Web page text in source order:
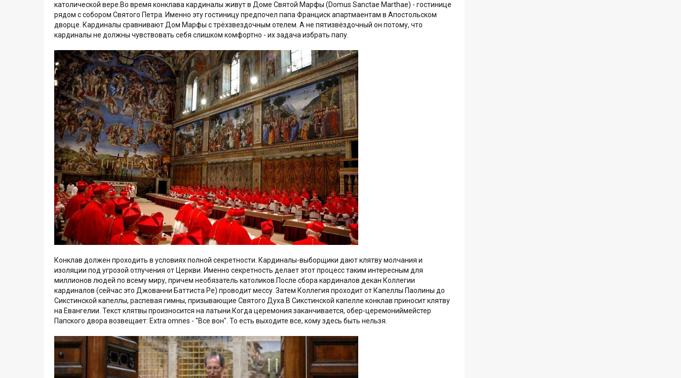
католической вере.Во время конклава кардиналы живут в Доме Святой Марфы (Domus Sanctae Marthae) - гостинице
рядом с собором Святого Петра. Именно эту гостиницу предпочел папа Франциск апартмаентам в Апостольском
дворце. Кардиналы сравнивают Дом Марфы с трёхзвездочным отелем. А не пятизвёздочный он потому, что
кардиналы не должны чувствовать себя слишком комфортно - их задача избрать папу.
Конклав должен проходить в условиях полной секретности. Кардиналы-выборщики дают клятву молчания и
изоляции под угрозой отлучения от Церкви. Именно секретность делает этот процесс таким интересным для
миллионов людей по всему миру, причем необязатель католиков.После сбора кардиналов декан Коллегии
кардиналов (сейчас это Джованни Баттиста Ре) проводит мессу. Затем Коллегия проходит от Капеллы Паолины до
Сикстинской капеллы, распевая гимны, призывающие Святого Духа.В Сикстинской капелле конклав приносит клятву
на Евангелии. Текст клятвы произносится на латыни.Когда церемония заканчивается, обер-церемониймейстер
Папского двора возвещает: Extra omnes - "Все вон". То есть выходите все, кому здесь быть нельзя.